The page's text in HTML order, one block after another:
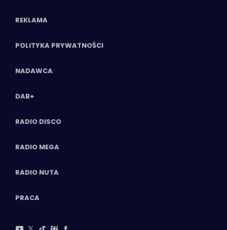
REKLAMA
POLITYKA PRYWATNOŚCI
NADAWCA
DAB+
RADIO DISCO
RADIO MEGA
RADIO NUTA
PRACA